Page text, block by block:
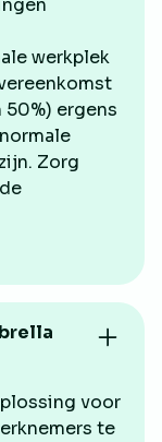
werkplek
50%) ergens
Zorg
voor
te